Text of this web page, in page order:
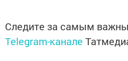
Следите за самым
Telegram-канале